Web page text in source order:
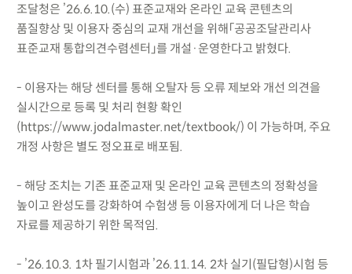
조달청은 ’26.6.10.(수) 표준교재와 온라인 교육 콘텐츠의
품질향상 및 이용자 중심의 교재 개선을 위해「공공조달관리사
표준교재 통합의견수렴센터」를 개설·운영한다고 밝혔다.
- 이용자는 해당 센터를 통해 오탈자 등 오류 제보와 개선 의견을
실시간으로 등록 및 처리 현황 확인
(https://www.jodalmaster.net/textbook/) 이 가능하며, 주요
개정 사항은 별도 정오표로 배포됨.
- 해당 조치는 기존 표준교재 및 온라인 교육 콘텐츠의 정확성을
높이고 완성도를 강화하여 수험생 등 이용자에게 더 나은 학습
자료를 제공하기 위한 목적임.
- ’26.10.3. 1차 필기시험과 ’26.11.14. 2차 실기(필답형)시험 등